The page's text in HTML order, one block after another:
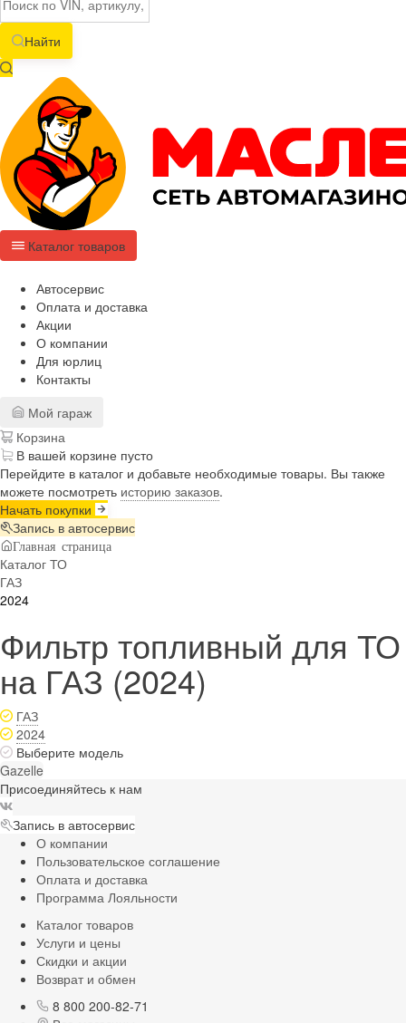
Найти
Каталог товаров
Автосервис
Оплата и доставка
Акции
О компании
Для юрлиц
Контакты
Мой гараж
Корзина
В вашей корзине пусто
Перейдите в каталог и добавьте необходимые товары. Вы также
можете посмотреть историю заказов.
Начать покупки
Запись в автосервис
Главная страница
Каталог ТО
ГАЗ
2024
Фильтр топливный для ТО
на ГАЗ (2024)
ГАЗ
2024
Выберите модель
Gazelle
Присоединяйтесь к нам
Запись в автосервис
О компании
Пользовательское соглашение
Оплата и доставка
Программа Лояльности
Каталог товаров
Услуги и цены
Скидки и акции
Возврат и обмен
8 800 200-82-71